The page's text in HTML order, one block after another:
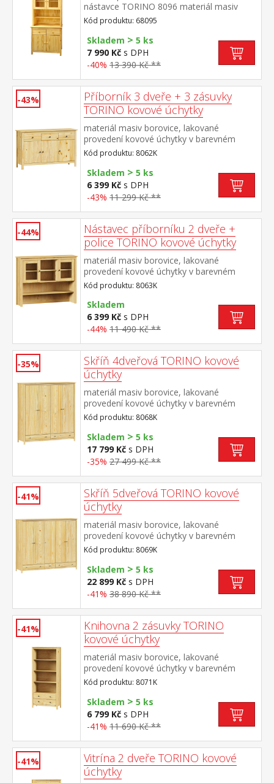
nástavce TORINO 8096 materiál masiv
borovice, lakované provedení příborník: 2
zásuvky s kovovými pojezdy, 2 plné dveře,
1 police nástavec: 2 prosklené dveře, 1
police rozměr příborníku (š/h/v) 90 × 40 ×
80 cm rozměr nástavce (š/h/v) 90 × 33 ×
Kód produktu: 68095
Skladem > 5 ks
7 990 Kč s DPH
-40% 13 390 Kč **
-43%
Příborník 3 dveře + 3 zásuvky
TORINO kovové úchytky
materiál masiv borovice, lakované
provedení kovové úchytky v barevném
provedení černěná mosaz 3 dveře, 3
zásuvky s kovovými pojezdy vhodný
doplněk nástavec TORINO 8063K
Kód produktu: 8062K
Skladem > 5 ks
6 399 Kč s DPH
-43% 11 299 Kč **
-44%
Nástavec příborníku 2 dveře +
police TORINO kovové úchytky
materiál masiv borovice, lakované
provedení kovové úchytky v barevném
provedení černěná mosaz dvoje prosklená
dvířka doplněk příborníku TORINO 8062K
Kód produktu: 8063K
Skladem
6 399 Kč s DPH
-44% 11 490 Kč **
-35%
Skříň 4dveřová TORINO kovové
úchytky
materiál masiv borovice, lakované
provedení kovové úchytky v barevném
provedení černěná mosaz prostor dělený
na poloviny v levé polovině šatní tyč a
police na klobouky v pravé polovině 3
police ve spodní části 2 zásuvky s kovovými
pojezdy doporučený nástavec 8168K
Kód produktu: 8068K
Skladem > 5 ks
17 799 Kč s DPH
-35% 27 499 Kč **
-41%
Skříň 5dveřová TORINO kovové
úchytky
materiál masiv borovice, lakované
provedení kovové úchytky v barevném
provedení černěná mosaz prostor dělený v
poměru 2:1:2 v levé a pravé širší části šatní
tyč a police na klobouky ve střední úzké
části 3 police ve spodní části 3 zásuvky s
kovovými pojezdy doporučený nástavec
Kód produktu: 8069K
Skladem > 5 ks
22 899 Kč s DPH
-41% 38 890 Kč **
-41%
Knihovna 2 zásuvky TORINO
kovové úchytky
materiál masiv borovice, lakované
provedení kovové úchytky v barevném
provedení černěná mosaz tři police, dvě
zásuvky s kovovými pojezdy
Kód produktu: 8071K
Skladem > 5 ks
6 799 Kč s DPH
-41% 11 690 Kč **
-41%
Vitrína 2 dveře TORINO kovové
úchytky